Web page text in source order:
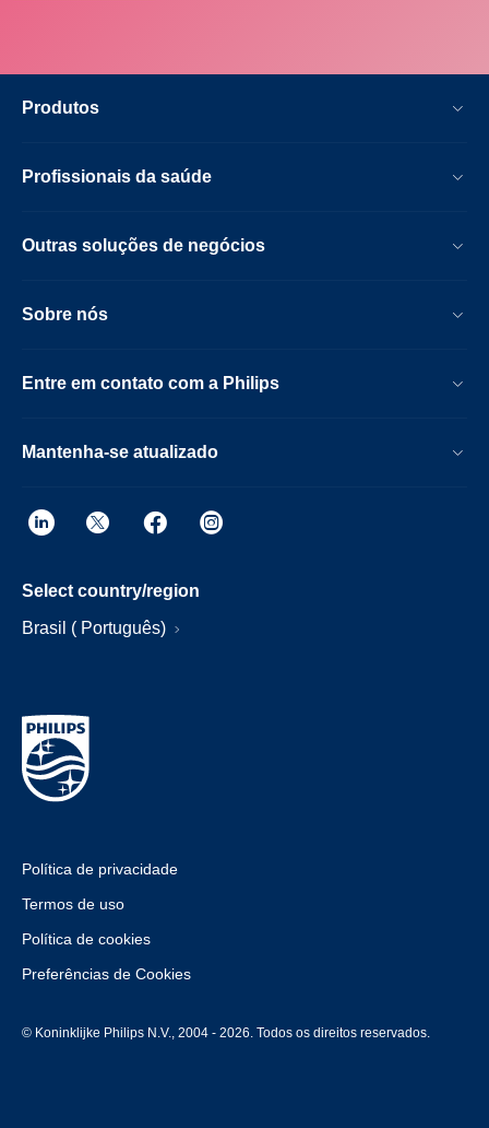
Produtos
Profissionais da saúde
Outras soluções de negócios
Sobre nós
Entre em contato com a Philips
Mantenha-se atualizado
Select country/region
Brasil ( Português)
Política de privacidade
Termos de uso
Política de cookies
Preferências de Cookies
© Koninklijke Philips N.V., 2004 - 2026. Todos os direitos reservados.